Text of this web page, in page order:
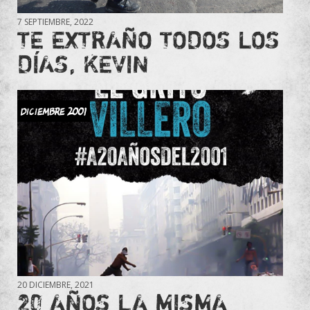
7 SEPTIEMBRE, 2022
TE EXTRAÑO TODOS LOS
DÍAS, KEVIN
DICIEMBRE 2001
20 DICIEMBRE, 2021
20 AÑOS LA MISMA